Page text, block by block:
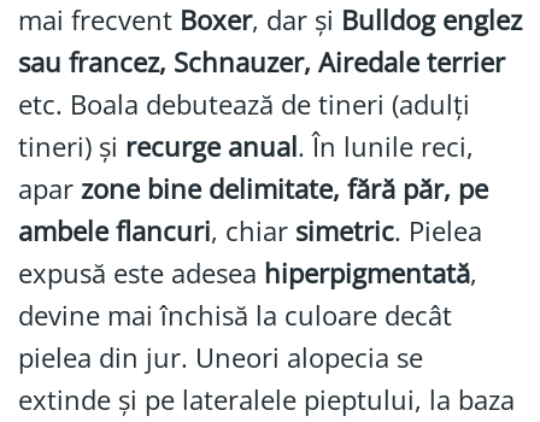
mai frecvent Boxer, dar și Bulldog englez
sau francez, Schnauzer, Airedale terrier
etc. Boala debutează de tineri (adulți
tineri) și recurge anual. În lunile reci,
aparzone bine delimitate, fără păr, pe
ambele flancuri, chiar simetric. Pielea
expusă este adesea hiperpigmentată,
devine mai închisă la culoare decât
pielea din jur. Uneori alopecia se
extinde și pe lateralele pieptului, la baza